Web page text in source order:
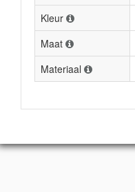
Kleur
Maat
Materiaal